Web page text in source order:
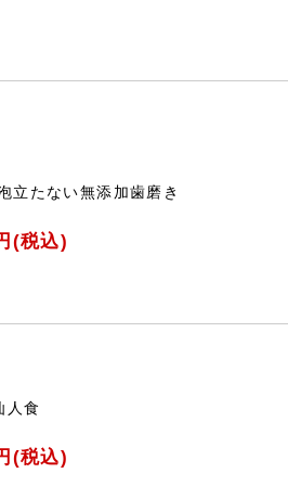
立たない無添加歯磨き
(税込)
人食
(税込)